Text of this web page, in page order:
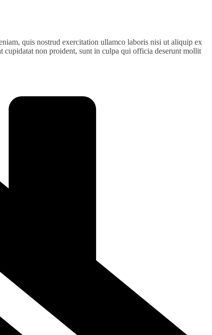
quis nostrud exercitation ullamco laboris nisi ut aliquip ex
cupidatat non proident, sunt in culpa qui officia deserunt mollit